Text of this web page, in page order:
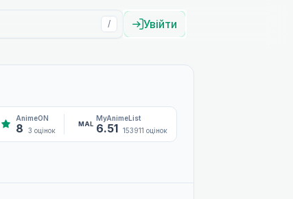
/ Увійти
AnimeON
8 3 оцінок
MAL
MyAnimeList
6.51 153911 оцінок